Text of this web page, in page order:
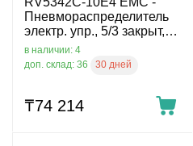
Пневмораспределитель
электр. упр., 5/3 закрыт,
G3/8, 24 VDC
в наличии: 4
доп. склад: 36
30 дней
₸74 214